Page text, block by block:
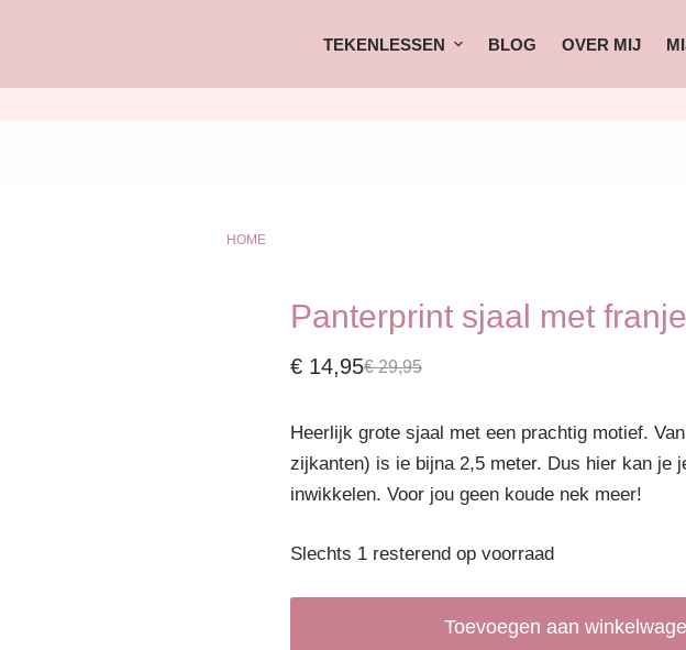
TEKENLESSEN BLOG OVER MIJ
HOME
Panterprint sjaal met
€29,95
€ 14,95
Heerlijk grote sjaal met een prachtig motief.
zijkanten) is ie bijna 2,5 meter. Dus hier kan je
inwikkelen. Voor jou geen koude nek meer!
Slechts 1 resterend op voorraad
Toevoegen aan